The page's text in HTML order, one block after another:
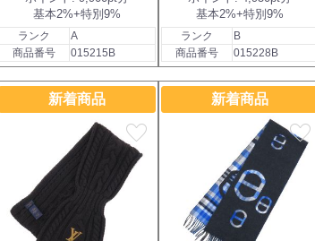
基本2%+特別9%
ランク
A
商品番号
015215B
基本2%+特別9%
ランク
B
商品番号
015228B
新着商品
favorite
新着商品
favorite